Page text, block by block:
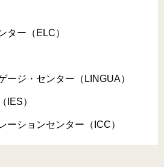
ター（ELC）
ージ・センター（LINGUA）
IES）
ーションセンター（ICC）